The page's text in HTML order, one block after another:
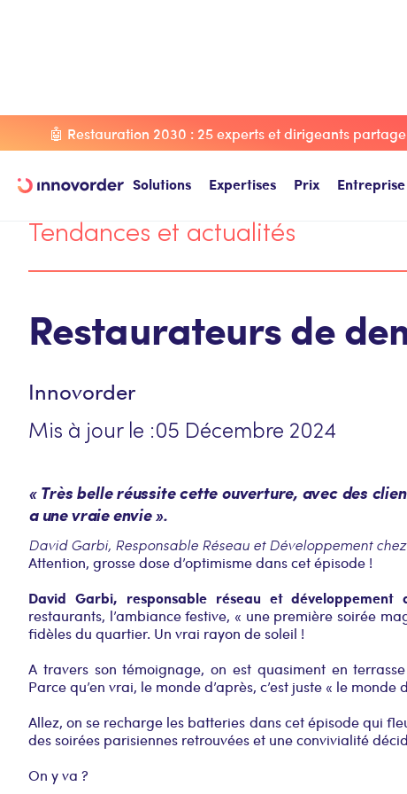
🤖 Restauration 2030 : 25 experts et dirigeants
Solutions Expertises Prix Entreprise
Blog Innovorder Restaurateurs
Tendances et actualités
Restaurateurs de
Innovorder
Mis à jour le :05 Décembre 2024
« Très belle réussite cette ouverture, avec des
a une vraie envie ».
David Garbi, Responsable Réseau et Développement chez
Attention, grosse dose d’optimisme dans cet épisode !
David Garbi, responsable réseau et développement
restaurants, l’ambiance festive, « une première soirée
fidèles du quartier. Un vrai rayon de soleil !
A travers son témoignage, on est quasiment en
Parce qu’en vrai, le monde d’après, c’est juste « le monde
Allez, on se recharge les batteries dans cet épisode qui
des soirées parisiennes retrouvées et une convivialité
On y va ?